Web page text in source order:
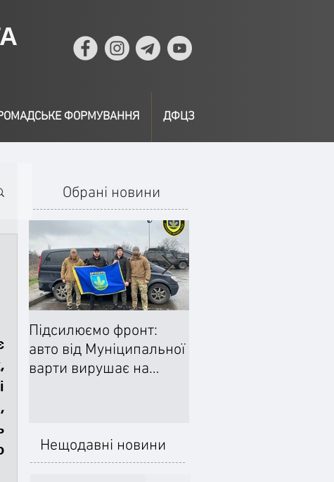
ФОРМУВАННЯ ДФЦЗ
Обрані новини
Підсилюємо фронт:
авто від Муніципальної
варти вирушає на
Нещодавні новини